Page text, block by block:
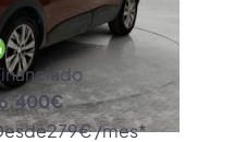
279€ /mes*